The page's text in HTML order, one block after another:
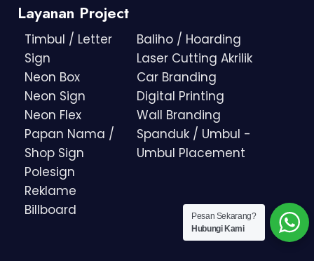
Layanan Project
Timbul / Letter
Sign
Neon Box
Neon Sign
Neon Flex
Papan Nama /
Shop Sign
Polesign
Reklame
Billboard
Baliho / Hoarding
Laser Cutting Akrilik
Car Branding
Digital Printing
Wall Branding
Spanduk / Umbul -
Umbul Placement
Pesan Sekarang?
Hubungi Kami